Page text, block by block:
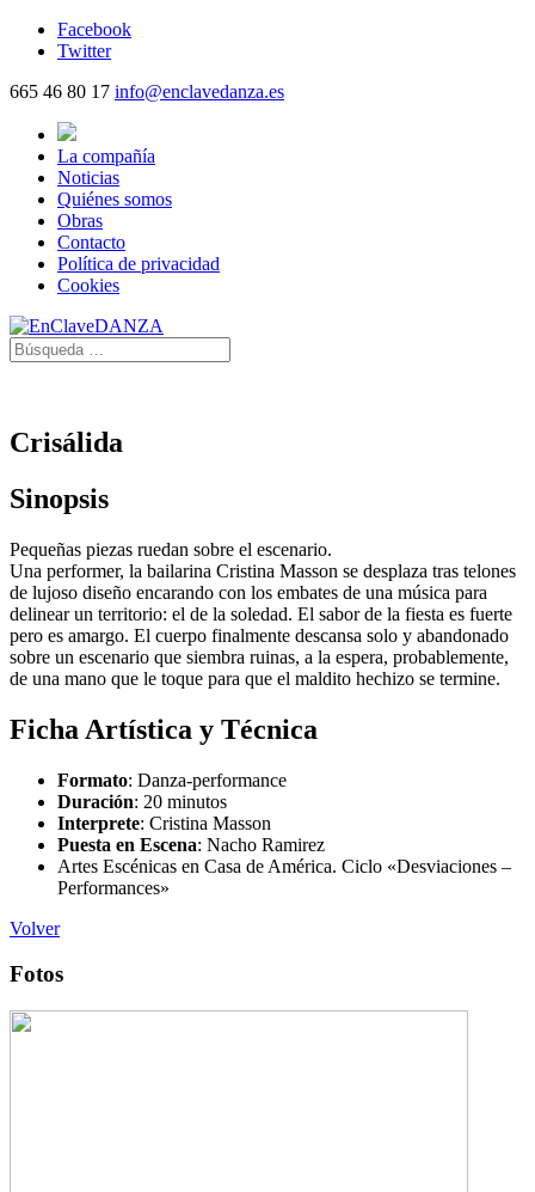
Facebook
Twitter
665 46 80 17 info@enclavedanza.es
La compañía
Noticias
Quiénes somos
Obras
Contacto
Política de privacidad
Cookies
Crisálida
Sinopsis
Pequeñas piezas ruedan sobre el escenario.
Una performer, la bailarina Cristina Masson se desplaza tras telones
de lujoso diseño encarando con los embates de una música para
delinear un territorio: el de la soledad. El sabor de la fiesta es fuerte
pero es amargo. El cuerpo finalmente descansa solo y abandonado
sobre un escenario que siembra ruinas, a la espera, probablemente,
de una mano que le toque para que el maldito hechizo se termine.
Ficha Artística y Técnica
Formato: Danza-performance
Duración: 20 minutos
Interprete: Cristina Masson
Puesta en Escena: Nacho Ramirez
Artes Escénicas en Casa de América. Ciclo «Desviaciones –
Performances»
Volver
Fotos